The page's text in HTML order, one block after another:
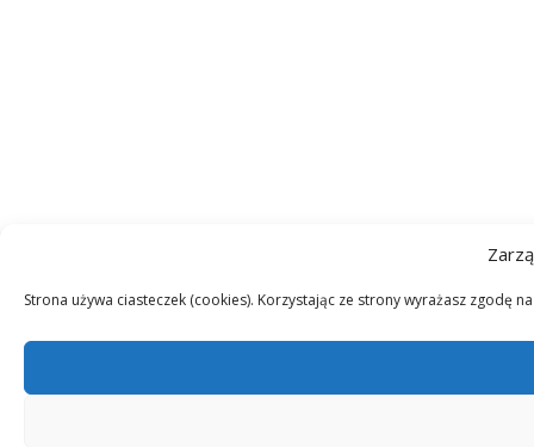
Strona używa ciasteczek (cookies). Korzystając ze strony wyrażasz zgodę